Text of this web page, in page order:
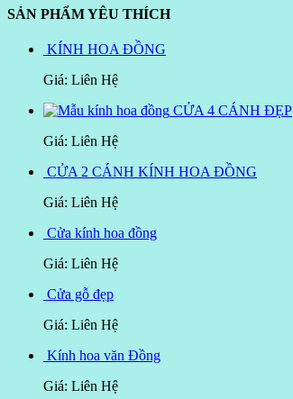
SẢN PHẨM YÊU THÍCH
KÍNH HOA ĐỒNG
Giá: Liên Hệ
CỬA 4 CÁNH ĐẸP
Giá: Liên Hệ
CỬA 2 CÁNH KÍNH HOA ĐỒNG
Giá: Liên Hệ
Cửa kính hoa đồng
Giá: Liên Hệ
Cửa gỗ đẹp
Giá: Liên Hệ
Kính hoa văn Đồng
Giá: Liên Hệ